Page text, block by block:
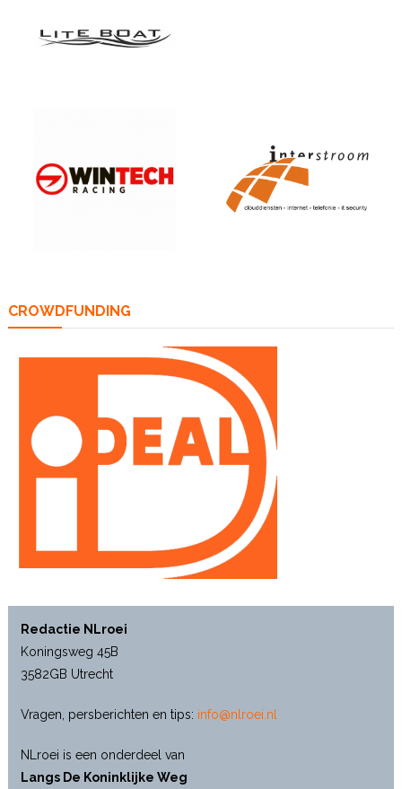
CROWDFUNDING
Redactie NLroei
Koningsweg 45B
3582GB Utrecht
Vragen, persberichten en tips: info@nlroei.nl
NLroei is een onderdeel van
Langs De Koninklijke Weg